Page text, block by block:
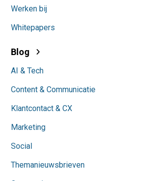
Werken bij
Whitepapers
Blog
AI & Tech
Content & Communicatie
Klantcontact & CX
Marketing
Social
Themanieuwsbrieven